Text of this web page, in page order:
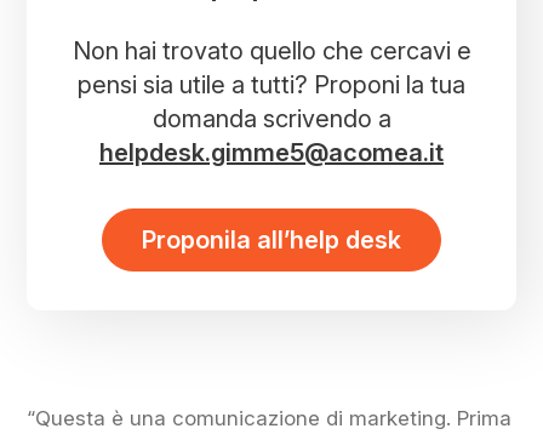
Non hai trovato quello che cercavi e
pensi sia utile a tutti? Proponi la tua
domanda scrivendo a
helpdesk.gimme5@acomea.it
Proponila all’help desk
“Questa è una comunicazione di marketing. Prima